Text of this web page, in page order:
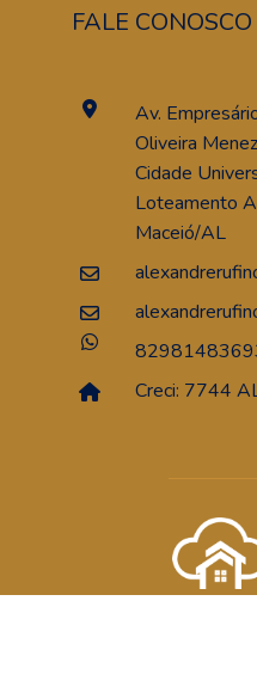
FALE CONOSCO
Av.
Oliveira
Cidade
Loteamento
Maceió/AL
Creci: 7744